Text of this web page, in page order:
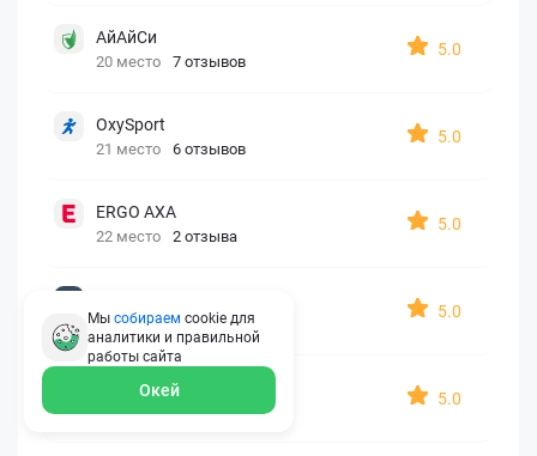
АйАйСи
20 место 7 отзывов
5.0
OxySport
21 место 6 отзывов
5.0
ERGO AXA
22 место 2 отзыва
5.0
23 место 1 отзыв
5.0
УралСиб
24 место 1 отзыв
5.0
Мы собираем cookie для
аналитики и правильной
работы сайта
Окей